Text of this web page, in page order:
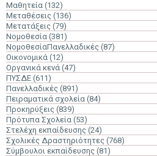
Μαθητεία (132)
Μεταθέσεις (136)
Μετατάξεις (79)
Νομοθεσία (381)
ΝομοθεσίαΠανελλαδικές (87)
Οικονομικά (12)
Οργανικά κενά (47)
ΠΥΣΔΕ (611)
Πανελλαδικές (891)
Πειραματικά σχολεία (84)
Προκηρύξεις (839)
Πρότυπα Σχολεία (53)
Στελέχη εκπαίδευσης (24)
Σχολικές Δραστηριότητες (768)
Σύμβουλοι εκπαίδευσης (81)